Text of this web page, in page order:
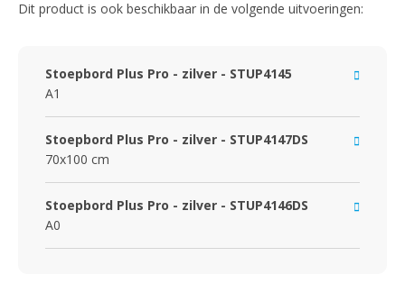
Dit product is ook beschikbaar in de volgende uitvoeringen:
Stoepbord Plus Pro - zilver - STUP4145
A1
Stoepbord Plus Pro - zilver - STUP4147DS
70x100 cm
Stoepbord Plus Pro - zilver - STUP4146DS
A0